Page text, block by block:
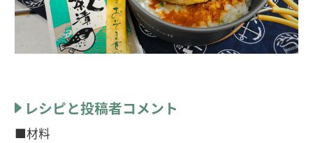
レシピと投稿者コメント
■材料